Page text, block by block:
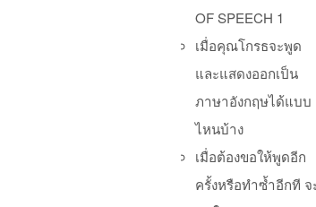
OF SPEECH 1
เมื่อคุณโกรธจะพูด
และแสดงออกเป็น
ภาษาอังกฤษได้แบบ
ไหนบ้าง
เมื่อต้องขอให้พูดอีก
ครั้งหรือทำซ้ำอีกที จ